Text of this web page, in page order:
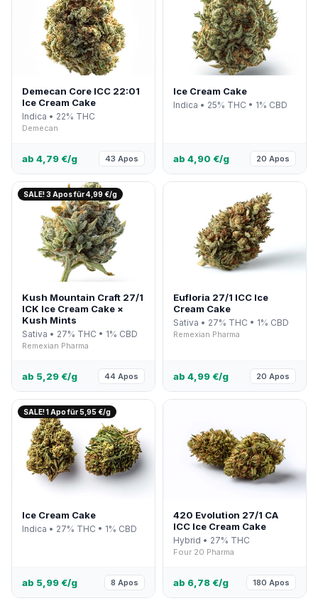
Demecan Core ICC 22:01
Ice Cream Cake
Indica • 22% THC
Demecan
ab 4,79 €/g 43 Apos
Ice Cream Cake
Indica • 25% THC • 1% CBD
ab 4,90 €/g 20 Apos
SALE! 3 Apos für 4,99 €/g
Kush Mountain Craft 27/1
ICK Ice Cream Cake ×
Kush Mints
Sativa • 27% THC • 1% CBD
Remexian Pharma
ab 5,29 €/g 44 Apos
Eufloria 27/1 ICC Ice
Cream Cake
Sativa • 27% THC • 1% CBD
Remexian Pharma
ab 4,99 €/g 20 Apos
SALE! 1 Apo für 5,95 €/g
Ice Cream Cake
Indica • 27% THC • 1% CBD
ab 5,99 €/g 8 Apos
420 Evolution 27/1 CA
ICC Ice Cream Cake
Hybrid • 27% THC
Four 20 Pharma
ab 6,78 €/g 180 Apos